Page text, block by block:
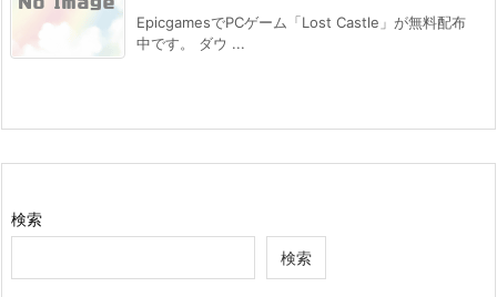
EpicgamesでPCゲーム「Lost Castle」が無料配布
中です。 ダウ ...
検索
検索